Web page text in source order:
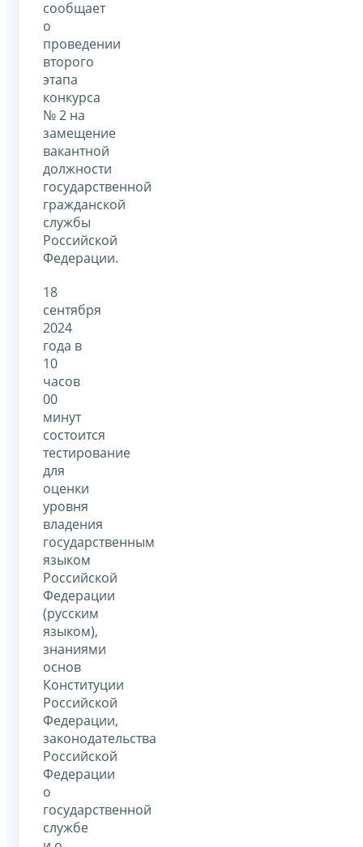
сообщает
о
проведении
второго
этапа
конкурса
№ 2 на
замещение
вакантной
должности
государственной
гражданской
службы
Российской
Федерации.
18
сентября
2024
года в
10
часов
00
минут
состоится
тестирование
для
оценки
уровня
владения
государственным
языком
Российской
Федерации
(русским
языком),
знаниями
основ
Конституции
Российской
Федерации,
законодательства
Российской
Федерации
о
государственной
службе